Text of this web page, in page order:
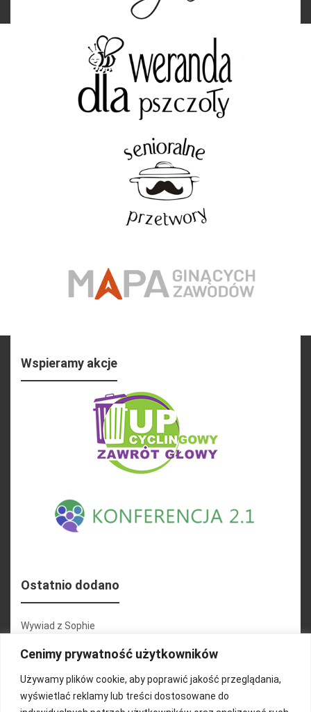
Cenimy prywatność użytkowników
Używamy plików cookie, aby poprawić jakość przeglądania,
wyświetlać reklamy lub treści dostosowane do
Wspieramy akcje
Ostatnio dodano
Wywiad z Sophie
Konferencja 2.1
Martyna Wojciechowska
Relacja zdjęciowa 25.09.2024r (cz.2)